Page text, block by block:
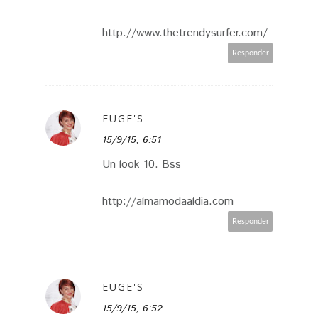
http://www.thetrendysurfer.com/
Responder
EUGE'S
15/9/15, 6:51
Un look 10. Bss
http://almamodaaldia.com
Responder
EUGE'S
15/9/15, 6:52